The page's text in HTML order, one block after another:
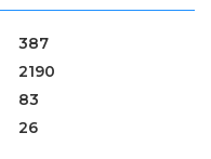
387
2190
83
26